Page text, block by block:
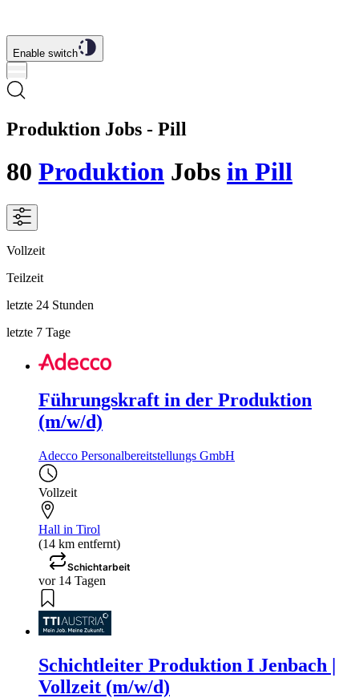
Enable switch
Produktion Jobs - Pill
80 Produktion Jobs in Pill
Vollzeit
Teilzeit
letzte 24 Stunden
letzte 7 Tage
Führungskraft in der Produktion
(m/w/d)
Adecco Personalbereitstellungs GmbH
Vollzeit
Hall in Tirol
(14 km entfernt)
Schichtarbeit
vor 14 Tagen
Schichtleiter Produktion I Jenbach |
Vollzeit (m/w/d)